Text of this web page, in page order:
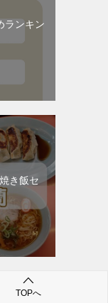
ランキン
き飯セ
TOPへ